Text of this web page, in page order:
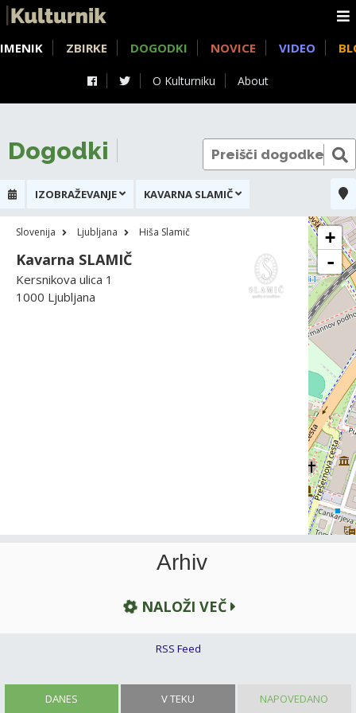
O Kulturniku About
IMENIK ZBIRKE DOGODKI NOVICE VIDEO
DANES V TEKU NAPOVEDANO
Dogodki
IZOBRAŽEVANJE KAVARNA SLAMIČ
Slovenija Ljubljana Hiša Slamič
Kavarna SLAMIČ
Kersnikova ulica 1
1000 Ljubljana
+
-
Arhiv
NALOŽI VEČ
RSS Feed